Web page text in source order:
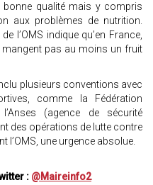
qualité mais y compris
aux problèmes de nutrition.
l’OMS indique qu’en France,
pas au moins un fruit
plusieurs conventions avec
comme la Fédération
l’Anses (agence de sécurité
des opérations de lutte contre
l’OMS, une urgence absolue.
: @Maireinfo2